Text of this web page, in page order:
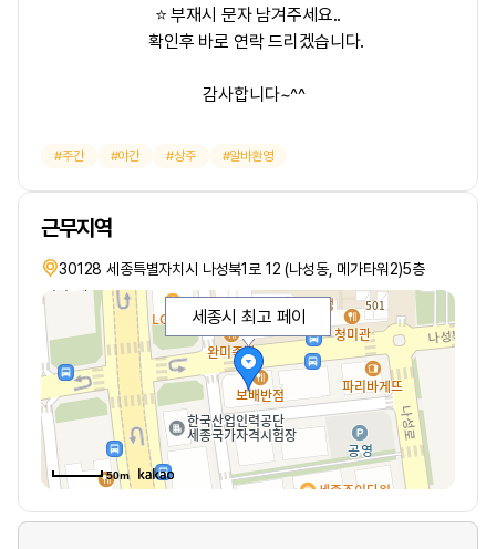
⭐ 부재시 문자 남겨주세요..
확인후 바로 연락 드리겠습니다.
감사합니다~^^
주간 야간 상주 알바환영
근무지역
30128 세종특별자치시 나성북1로 12 (나성동, 메가타워2)5층
세종시 최고 페이
50m